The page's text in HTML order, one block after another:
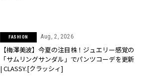
FASHION Aug, 2, 2026
【梅澤美波】今夏の注目株！ジュエリー感覚の
「サムリングサンダル」でパンツコーデを更新
| CLASSY.[クラッシィ]